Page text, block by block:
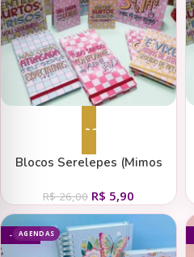
Adicionar ao carrinho
Blocos Serelepes (Mimos
R$26,00 R$ 5,90
AGENDAS
- 93%